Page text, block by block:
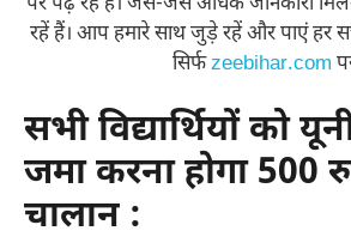
रहें हैं। आप हमारे साथ जुड़े रहें और पाएं हर
सिर्फzeebihar.com
सभी विद्यार्थियों को
जमा करना होगा 500
चालान :